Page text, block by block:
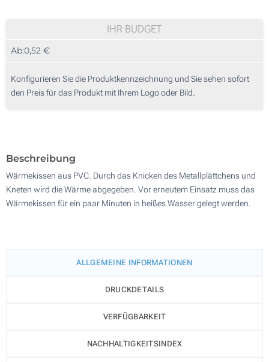
50
125
250
IHR BUDGET
Ab:0,52 €
Konfigurieren Sie die Produktkennzeichnung und Sie sehen sofort
den Preis für das Produkt mit Ihrem Logo oder Bild.
Beschreibung
Wärmekissen aus PVC. Durch das Knicken des Metallplättchens und
Kneten wird die Wärme abgegeben. Vor erneutem Einsatz muss das
Wärmekissen für ein paar Minuten in heißes Wasser gelegt werden.
ALLGEMEINE INFORMATIONEN
DRUCKDETAILS
VERFÜGBARKEIT
NACHHALTIGKEITSINDEX